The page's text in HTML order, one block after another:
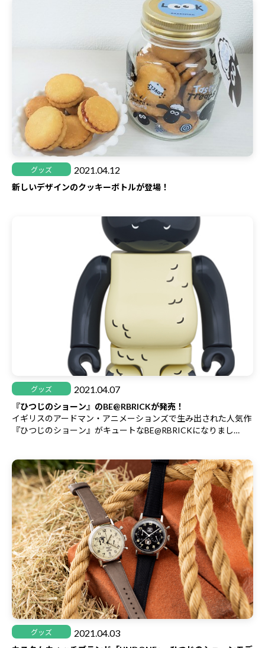
グッズ 2021.04.12
新しいデザインのクッキーボトルが登場！
グッズ 2021.04.07
『ひつじのショーン』のBE@RBRICKが発売！
イギリスのアードマン・アニメーションズで生み出された人気作
『ひつじのショーン』がキュートなBE@RBRICKになりまし
で登場です！
グッズ 2021.04.03